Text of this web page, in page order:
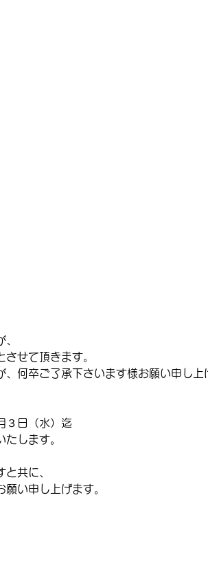
せて頂きます。
何卒ご了承下さいます様お願い申し上
３日（水）迄
します。
共に、
い申し上げます。